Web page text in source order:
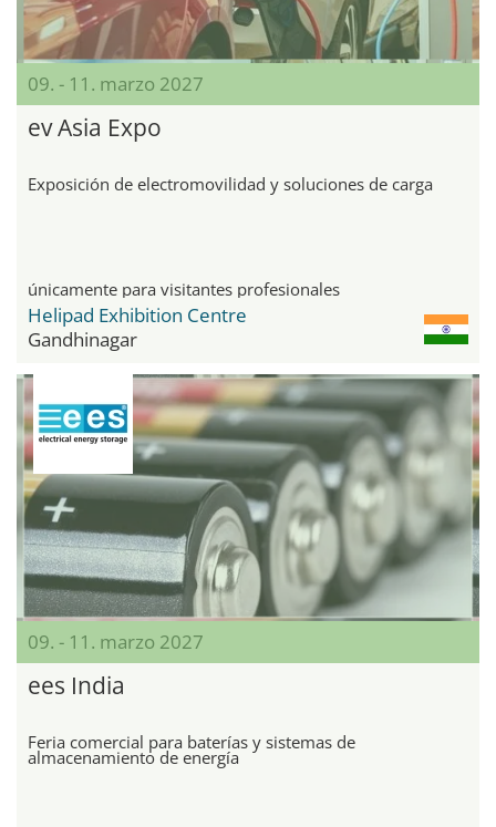
09. - 11. marzo 2027
ev Asia Expo
Exposición de electromovilidad y soluciones de carga
únicamente para visitantes profesionales
Helipad Exhibition Centre
Gandhinagar
09. - 11. marzo 2027
ees India
Feria comercial para baterías y sistemas de
almacenamiento de energía